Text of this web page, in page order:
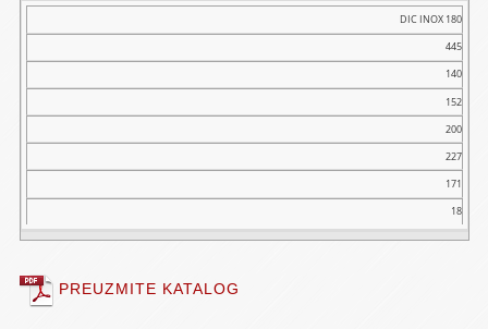
DIC INOX 180
445
140
152
200
227
171
18
PREUZMITE KATALOG